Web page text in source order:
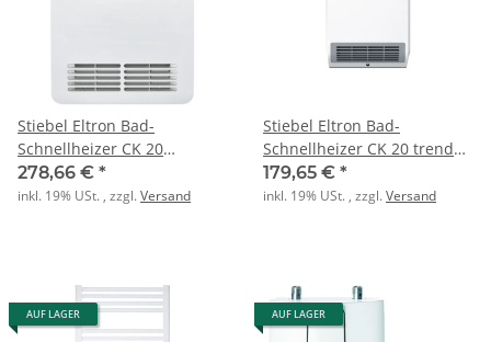
Stiebel Eltron Bad-
Schnellheizer CK 20
Premium
278,66 € *
inkl. 19% USt. , zzgl.Versand
Stiebel Eltron Bad-
Schnellheizer CK 20 trend
LCD
179,65 € *
inkl. 19% USt. , zzgl.Versand
AUF LAGER AUF LAGER